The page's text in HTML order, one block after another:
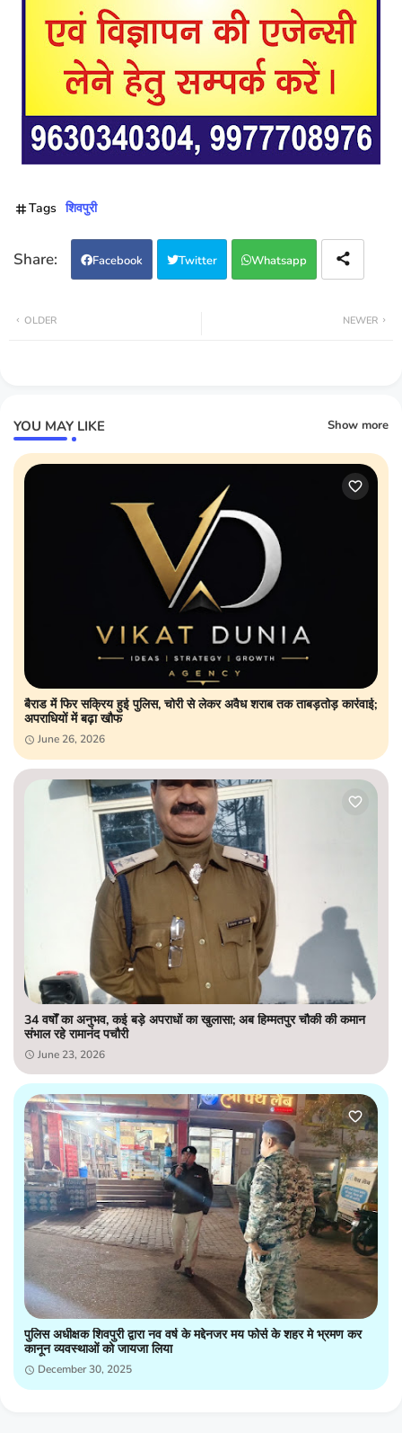
Tags शिवपुरी
Facebook Twitter Whatsapp
NEWER
OLDER
YOU MAY LIKE Show more
बैराड में फिर सक्रिय हुई पुलिस, चोरी से लेकर अवैध शराब तक ताबड़तोड़ कार्रवाई;
अपराधियों में बढ़ा खौफ
June 26, 2026
34 वर्षों का अनुभव, कई बड़े अपराधों का खुलासा; अब हिम्मतपुर चौकी की कमान
संभाल रहे रामानंद पचौरी
June 23, 2026
पुलिस अधीक्षक शिवपुरी द्वारा नव वर्ष के मद्देनजर मय फोर्स के शहर मे भ्रमण कर
कानून व्यवस्थाओं को जायजा लिया
December 30, 2025